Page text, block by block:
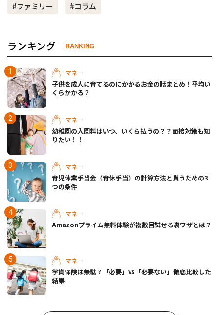
#ファミリー
#コラム
ランキング RANKING
マネー
子供を成人に育てるのにかかるお金の話まとめ！平均い
くらかかる？
マネー
幼稚園の入園料はいつ、いくら払うの？？面接対策も知
りたい！！
マネー
育児休業手当金（育休手当）の計算方法と貰うための3
つの条件
マネー
Amazonプライム無料体験が複数回試せる裏ワザとは？
マネー
学資保険は無駄？「必要」vs「必要ない」徹底比較した
結果